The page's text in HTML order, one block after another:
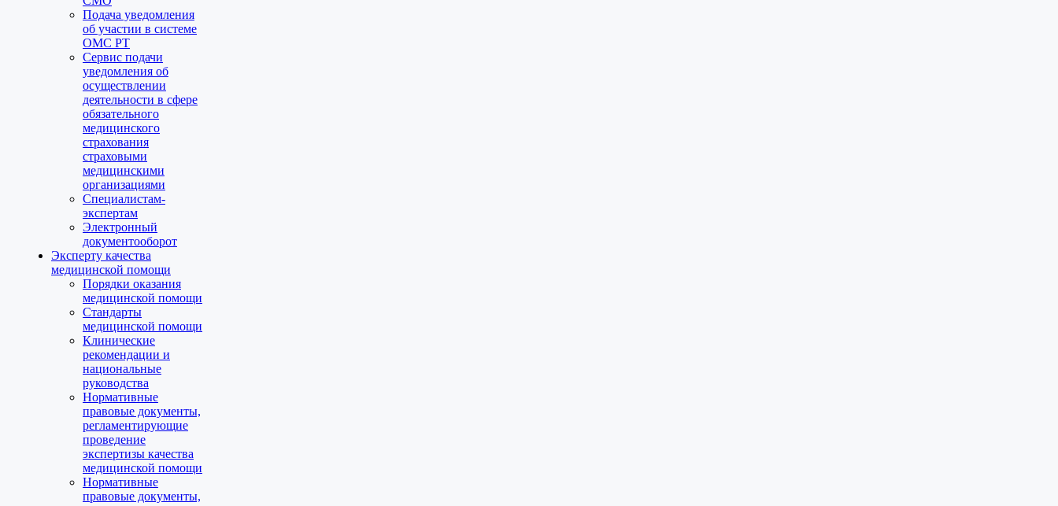
Подача уведомления
об участии в системе
ОМС РТ
Сервис подачи
уведомления об
осуществлении
деятельности в сфере
обязательного
медицинского
страхования
страховыми
медицинскими
организациями
Специалистам-
экспертам
Электронный
документооборот
Эксперту качества
медицинской помощи
Порядки оказания
медицинской помощи
Стандарты
медицинской помощи
Клинические
рекомендации и
национальные
руководства
Нормативные
правовые документы,
регламентирующие
проведение
экспертизы качества
медицинской помощи
Нормативные
правовые документы,